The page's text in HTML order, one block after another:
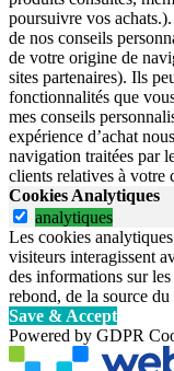
poursuivre vos
de nos conseils
de votre origine de
sites partenaires). Ils
fonctionnalités que
mes conseils
expérience d’achat
navigation traitées par
clients relatives à votre
Cookies Analytiques
analytiques
Les cookies
visiteurs interagissent
des informations sur
rebond, de la source
Save & Accept
Powered by GDPR